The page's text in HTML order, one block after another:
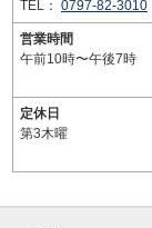
TEL： 0797-82-3010
営業時間
午前10時〜午後7時
定休日
第3木曜